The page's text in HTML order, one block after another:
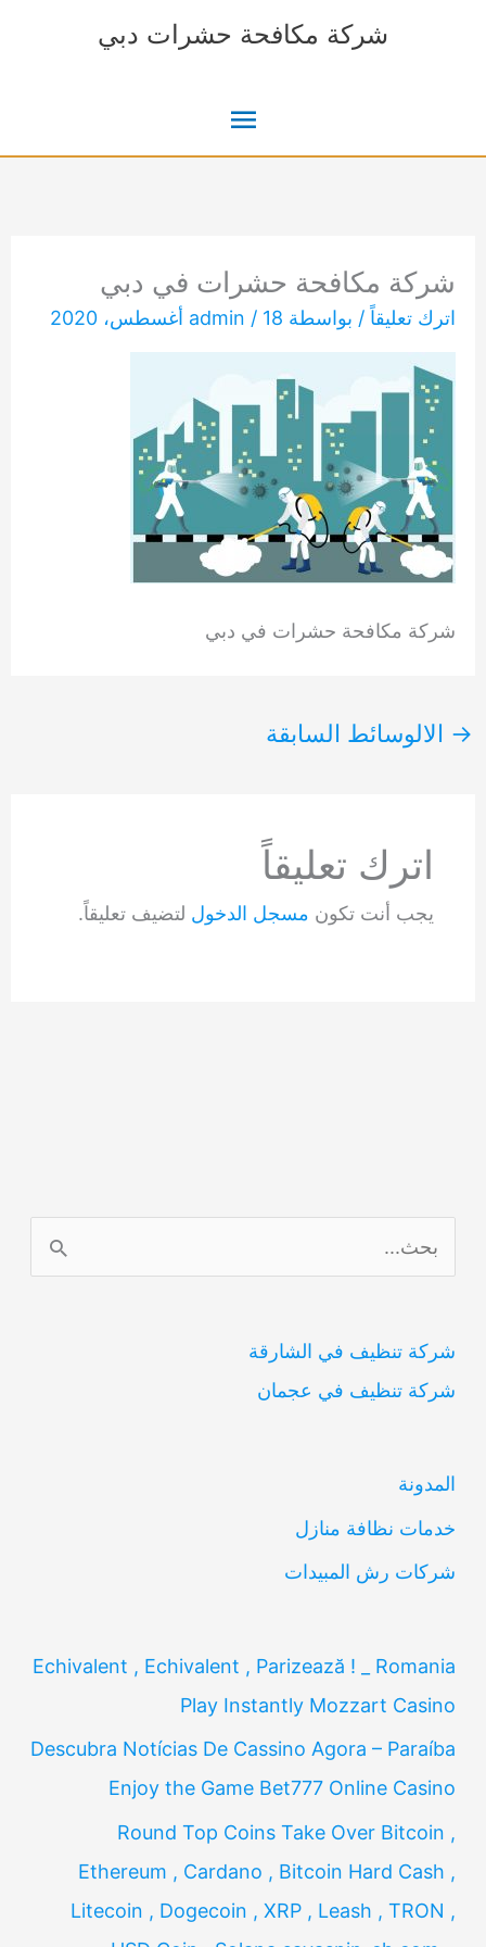
شركة مكافحة حشرات دبي
القائمة
شركة مكافحة حشرات في دبي
اترك تعليقاً / بواسطة admin / 18 أغسطس، 2020
شركة مكافحة حشرات في دبي
→ الالوسائط السابقة
اترك تعليقاً
يجب أنت تكون مسجل الدخول لتضيف تعليقاً.
ل
ح
ث
ن
شركة تنظيف في الشارقة
شركة تنظيف في عجمان
المدونة
خدمات نظافة منازل
شركات رش المبيدات
Echivalent , Echivalent , Parizează ! _ Romania
Play Instantly Mozzart Casino
Descubra Notícias De Cassino Agora – Paraíba
Enjoy the Game Bet777 Online Casino
Round Top Coins Take Over Bitcoin ,
Ethereum , Cardano , Bitcoin Hard Cash ,
Litecoin , Dogecoin , XRP , Leash , TRON ,